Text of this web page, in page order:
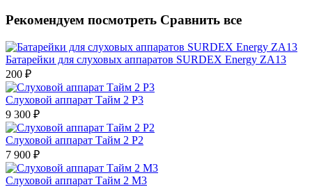
Рекомендуем посмотреть Сравнить все
Батарейки для слуховых аппаратов SURDEX Energy ZA13
200 ₽
Слуховой аппарат Тайм 2 Р3
9 300 ₽
Слуховой аппарат Тайм 2 Р2
7 900 ₽
Слуховой аппарат Тайм 2 М3